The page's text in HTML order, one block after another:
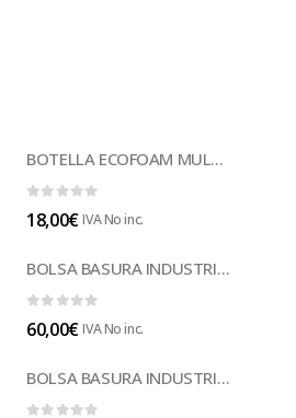
BOTELLA ECOFOAM MULTISUELOS (LECOF12)
18,00€ IVA No inc.
BOLSA BASURA INDUSTRIAL AZUL (B014A)
60,00€ IVA No inc.
BOLSA BASURA INDUSTRIAL ROJA 85 (B014)